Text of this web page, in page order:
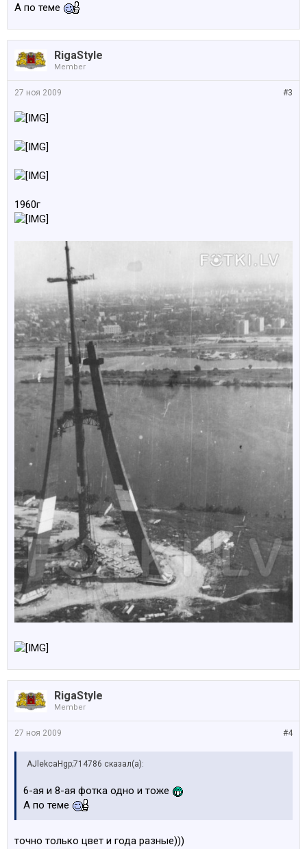
А по теме
RigaStyle
Member
#3
27 ноя 2009
1960г
RigaStyle
Member
#4
27 ноя 2009
AJlekcaHgp;714786 сказал(а):
6-ая и 8-ая фотка одно и тоже
А по теме
точно только цвет и года разные)))